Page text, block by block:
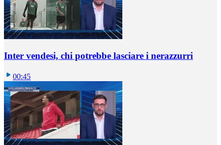
Inter vendesi, chi potrebbe lasciare i nerazzurri
00:45